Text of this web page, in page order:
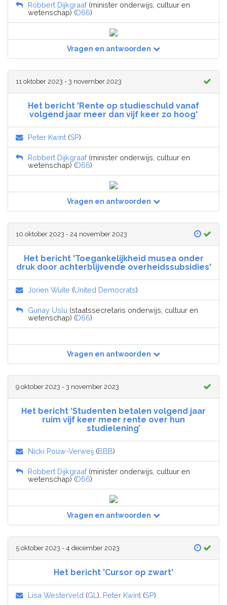
Robbert Dijkgraaf(minister onderwijs, cultuur en
wetenschap) (D66)
Vragen en antwoorden
11 oktober 2023 - 3 november 2023
Het bericht 'Rente op studieschuld vanaf
volgend jaar meer dan vijf keer zo hoog'
Peter Kwint (SP)
Robbert Dijkgraaf(minister onderwijs, cultuur en
wetenschap) (D66)
Vragen en antwoorden
10 oktober 2023 - 24 november 2023
Het bericht 'Toegankelijkheid musea onder
druk door achterblijvende overheidssubsidies'
Jorien Wuite (United Democrats)
Gunay Uslu (staatssecretaris onderwijs, cultuur en
wetenschap) (D66)
Vragen en antwoorden
9 oktober 2023 - 3 november 2023
Het bericht ‘Studenten betalen volgend jaar
ruim vijf keer meer rente over hun
studielening’
Nicki Pouw-Verweij (BBB)
Robbert Dijkgraaf(minister onderwijs, cultuur en
wetenschap) (D66)
Vragen en antwoorden
5 oktober 2023 - 4 december 2023
Het bericht 'Cursor op zwart'
Lisa Westerveld (GL ), Peter Kwint (SP)